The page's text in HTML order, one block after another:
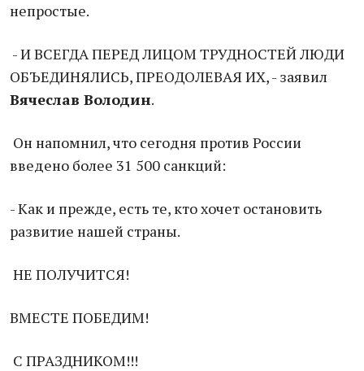
непростые.
- И ВСЕГДА ПЕРЕД ЛИЦОМ ТРУДНОСТЕЙ ЛЮДИ
ОБЪЕДИНЯЛИСЬ, ПРЕОДОЛЕВАЯ ИХ, - заявил
Вячеслав Володин.
Он напомнил, что сегодня против России
введено более 31 500 санкций:
- Как и прежде, есть те, кто хочет остановить
развитие нашей страны.
НЕ ПОЛУЧИТСЯ!
ВМЕСТЕ ПОБЕДИМ!
С ПРАЗДНИКОМ!!!